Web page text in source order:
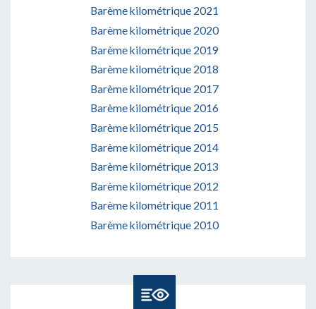
Barème kilométrique 2021
Barème kilométrique 2020
Barème kilométrique 2019
Barème kilométrique 2018
Barème kilométrique 2017
Barème kilométrique 2016
Barème kilométrique 2015
Barème kilométrique 2014
Barème kilométrique 2013
Barème kilométrique 2012
Barème kilométrique 2011
Barème kilométrique 2010